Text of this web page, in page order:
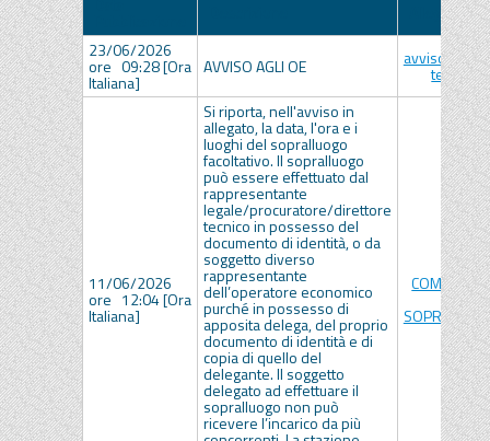
Allegato
23/06/2026
ore 09:28 [Ora
Italiana]
AVVISO AGLI OE avviso
11/06/2026
ore 12:04 [Ora
Italiana]
Si riporta, nell'avviso in
allegato, la data, l'ora e i
luoghi del sopralluogo
facoltativo. Il sopralluogo
può essere effettuato dal
rappresentante
legale/procuratore/direttore
tecnico in possesso del
documento di identità, o da
soggetto diverso
rappresentante
dell’operatore economico
purché in possesso di
apposita delega, del proprio
documento di identità e di
copia di quello del
delegante. Il soggetto
delegato ad effettuare il
sopralluogo non può
ricevere l’incarico da più
DATA